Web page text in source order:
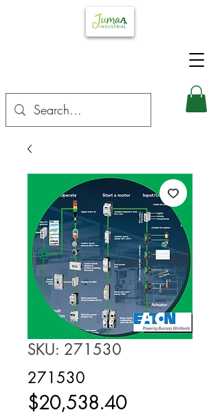
SKU: 271530
271530
$20,538.40Precio